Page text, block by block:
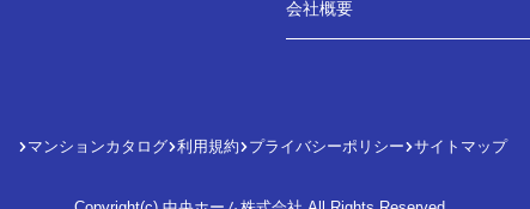
会社概要
マンションカタログ 利用規約 プライバシーポリシー サイトマップ